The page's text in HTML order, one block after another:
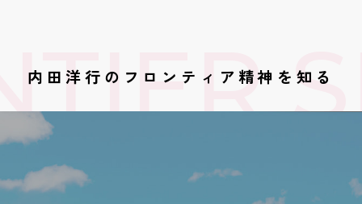
内田洋行のフロンティア精神を知る